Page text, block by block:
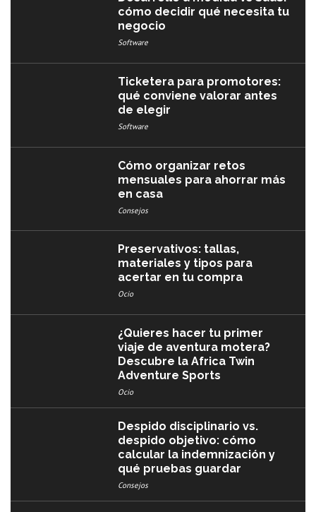
cómo decidir qué necesita tu
negocio
Software
Ticketera para promotores:
qué conviene valorar antes
de elegir
Software
Cómo organizar retos
mensuales para ahorrar más
en casa
Consejos
Preservativos: tallas,
materiales y tipos para
acertar en tu compra
Ocio
¿Quieres hacer tu primer
viaje de aventura motera?
Descubre la Africa Twin
Adventure Sports
Ocio
Despido disciplinario vs.
despido objetivo: cómo
calcular la indemnización y
qué pruebas guardar
Consejos